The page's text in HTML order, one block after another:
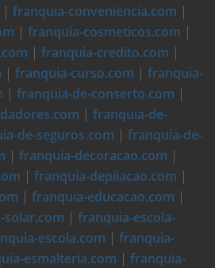
| franquia-conveniencia.com |
| franquia-cosmeticos.com |
| franquia-credito.com |
| franquia-curso.com | franquia-
| franquia-de-conserto.com |
| franquia-de-
de-seguros.com | franquia-de-
| franquia-decoracao.com |
| franquia-depilacao.com |
| franquia-educacao.com |
solar.com | franquia-escola-
escola.com | franquia-
esmalteria.com | franquia-